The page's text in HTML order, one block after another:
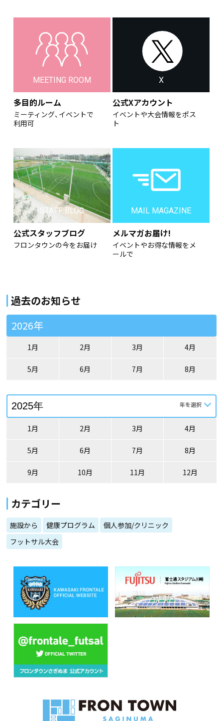
MEETING ROOM
多目的ルーム
ミーティング、イベントで
利用可
X
公式Xアカウント
イベントや大会情報をポス
ト
STAFF BLOG
公式スタッフブログ
フロンタウンの今をお届け
MAIL MAGAZINE
メルマガお届け!
イベントやお得な情報をメ
ールで
過去のお知らせ
2026年
1月 2月 3月 4月
5月 6月 7月 8月
1月 2月 3月 4月
5月 6月 7月 8月
9月 10月 11月 12月
カテゴリー
施設から 健康プログラム
個人参加/クリニック
フットサル大会